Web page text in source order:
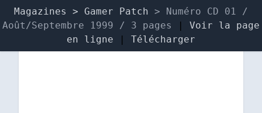
Magazines > Gamer Patch > Numéro CD 01 /
Août/Septembre 1999 / 3 pages
| Voir la page
en ligne | Télécharger